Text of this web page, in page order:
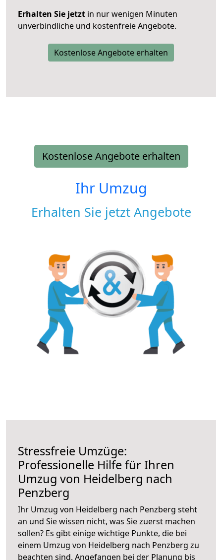
Erhalten Sie jetzt in nur wenigen Minuten
unverbindliche und kostenfreie Angebote.
Kostenlose Angebote erhalten
Kostenlose Angebote erhalten
Ihr Umzug
Erhalten Sie jetzt Angebote
Stressfreie Umzüge:
Professionelle Hilfe für Ihren
Umzug von Heidelberg nach
Penzberg
Ihr Umzug von Heidelberg nach Penzberg steht
an und Sie wissen nicht, was Sie zuerst machen
sollen? Es gibt einige wichtige Punkte, die bei
einem Umzug von Heidelberg nach Penzberg zu
beachten sind. Angefangen bei der Planung bis